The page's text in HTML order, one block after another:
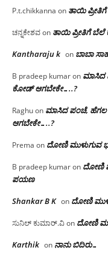
P.t.chikkanna on ತಾಯಿ
ಚನ್ನಕೇಶವon ತಾಯಿ ಪ್ರೀತಿಗೆ ಬೆಲೆ
Kantharaju k on ಬಾಬಾ
B pradeep kumaron ಮಾಸಿದ
ಕೋಡ್ ಆಗಬೇಕೇ…..?‌
Raghuon ಮಾಸಿದ ಪಂಚೆ, ಹೆಗಲ
ಆಗಬೇಕೇ…..?‌
Prema on ದೋಣಿ ಮುಳುಗುವ
B pradeep kumaron ದೋಣಿ
ಪಯಣ
Shankar B K on ದೋಣಿ
ಸುನಿಲ್ ಕುಮಾರ್.ವಿon ದೋಣಿ
Karthik on ನಾನು ಬಿದಿರು…